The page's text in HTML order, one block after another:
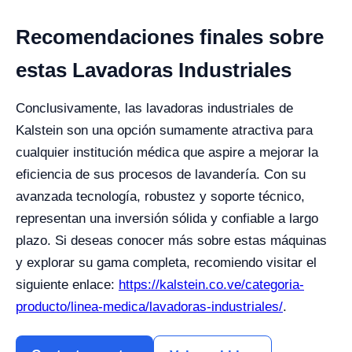
Recomendaciones finales sobre
estas Lavadoras Industriales
Conclusivamente, las lavadoras industriales de
Kalstein son una opción sumamente atractiva para
cualquier institución médica que aspire a mejorar la
eficiencia de sus procesos de lavandería. Con su
avanzada tecnología, robustez y soporte técnico,
representan una inversión sólida y confiable a largo
plazo. Si deseas conocer más sobre estas máquinas
y explorar su gama completa, recomiendo visitar el
siguiente enlace: https://kalstein.co.ve/categoria-
producto/linea-medica/lavadoras-industriales/.